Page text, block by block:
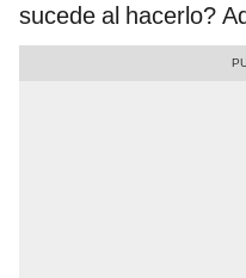
sucede al hacerlo?